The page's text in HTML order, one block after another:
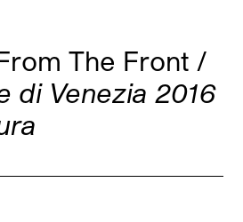
The Front /
di Venezia 2016